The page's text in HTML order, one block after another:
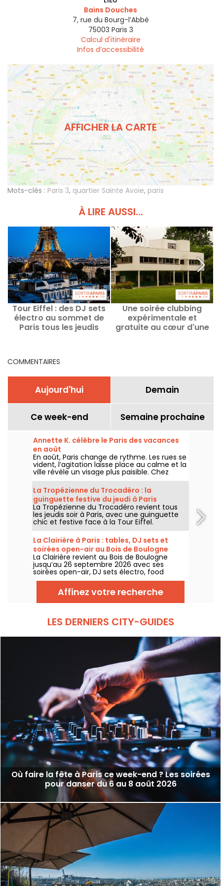
Bains Douches
7, rue du Bourg-l’Abbé
75003 Paris 3
Calcul d'itinéraire
Infos d’accessibilité
AFFICHER LA CARTE
Mots-clés : Paris 3, quartier Sainte Avoie, paris
À LIRE AUSSI...
Tour Eiffel : des DJ sets
électro au sommet de
Paris tous les jeudis
Une soirée clubbing
expérimentale et
gratuite au cœur d'une
COMMENTAIRES
Aujourd'hui Demain
Ce week-end Semaine prochaine
Annette K. célèbre le Paris des vacances
en août
En août, Paris change de rythme. Les rues se
vident, l’agitation laisse place au calme et la
ville révèle un visage plus paisible. Chez
Annette K., on profite de cette parenthèse
unique pour prolonger l’esprit des vacances,
les pieds presque dans l’eau, avant le retour
à la rentrée.
La Tropézienne du Trocadéro : la
guinguette festive du jeudi à Paris
La Tropézienne du Trocadéro revient tous
les jeudis soir à Paris, avec une guinguette
chic et festive face à la Tour Eiffel.
La Clairière à Paris : tables, DJ sets et
soirées open-air au Bois de Boulogne
La Clairière revient au Bois de Boulogne
jusqu’au 26 septembre 2026 avec ses
soirées open-air, DJ sets électro, food
trucks, zone chill et tables à réserver. Installé
au Domaine de Longchamp, ce club en plein
air parisien accueille le public les vendredis
et samedis soir, avec plusieurs temps forts
Affinez votre recherche
LES DERNIERS CITY-GUIDES
Où faire la fête à Paris ce week-end ? Les soirées
pour danser du 6 au 8 août 2026